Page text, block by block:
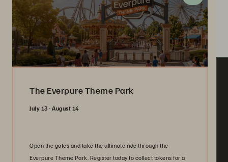
The Everpure Theme Park
July 13 - August 14
Open the gates and take the ultimate ride through the
Everpure Theme Park. Register today to collect tokens for a